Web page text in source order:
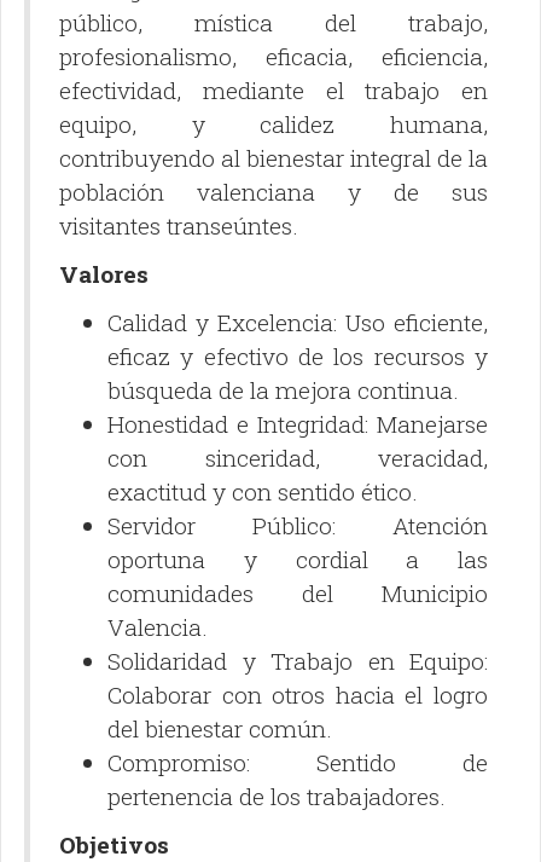
público, mística del trabajo,
profesionalismo, eficacia, eficiencia,
efectividad, mediante el trabajo en
equipo, y calidez humana,
contribuyendo al bienestar integral de la
población valenciana y de sus
visitantes transeúntes.
Valores
Calidad y Excelencia: Uso eficiente,
eficaz y efectivo de los recursos y
búsqueda de la mejora continua.
Honestidad e Integridad: Manejarse
con sinceridad, veracidad,
exactitud y con sentido ético.
Servidor Público: Atención
oportuna y cordial a las
comunidades del Municipio
Valencia.
Solidaridad y Trabajo en Equipo:
Colaborar con otros hacia el logro
del bienestar común.
Compromiso: Sentido de
pertenencia de los trabajadores.
Objetivos